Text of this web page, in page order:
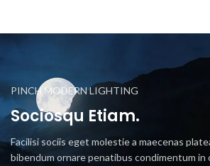
PINCH MODERN LIGHTING
Sociosqu Etiam.
Facilisi sociis eget molestie a maecenas
bibendum ornare penatibus condimentum in